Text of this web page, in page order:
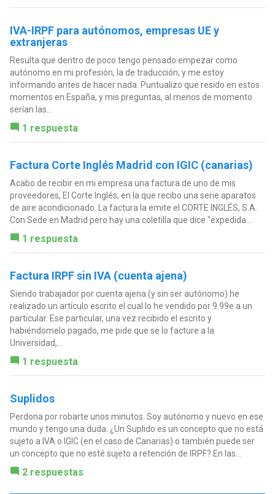
IVA-IRPF para autónomos, empresas UE y
extranjeras
Resulta que dentro de poco tengo pensado empezar como
autónomo en mi profesión, la de traducción, y me estoy
informando antes de hacer nada. Puntualizo que resido en estos
momentos en España, y mis preguntas, al menos de momento
serían las...
1 respuesta
Factura Corte Inglés Madrid con IGIC (canarias)
Acabo de recibir en mi empresa una factura de uno de mis
proveedores, El Corte Inglés, en la que recibo una serie aparatos
de aire acondicionado. La factura la emite el CORTE INGLÉS, S.A.
Con Sede en Madrid pero hay una coletilla que dice "expedida...
1 respuesta
Factura IRPF sin IVA (cuenta ajena)
Siendo trabajador por cuenta ajena (y sin ser autónomo) he
realizado un artículo escrito el cual lo he vendido por 9.99e a un
particular. Ese particular, una vez recibido el escrito y
habiéndomelo pagado, me pide que se lo facture a la
Universidad,...
1 respuesta
Suplidos
Perdona por robarte unos minutos. Soy autónomo y nuevo en ese
mundo y tengo una duda: ¿Un Suplido es un concepto que no está
sujeto a IVA o IGIC (en el caso de Canarias) o también puede ser
un concepto que no esté sujeto a retención de IRPF? En las...
2 respuestas